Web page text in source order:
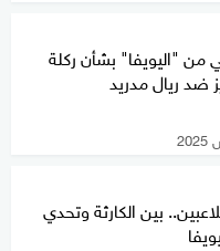
من "اليويفا" بشأن ركلة
ضد ريال مدريد
بين الكارثة وتحدي